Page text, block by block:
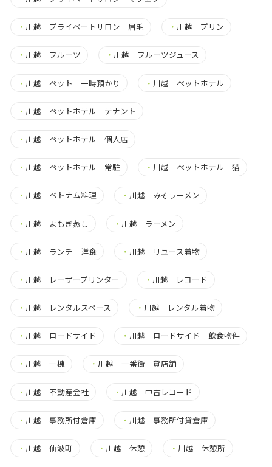
・ 川越 プライベートサロン 眉毛 ・ 川越 プリン
・ 川越 フルーツ ・ 川越 フルーツジュース
・ 川越 ペット 一時預かり ・ 川越 ペットホテル
・ 川越 ペットホテル テナント
・ 川越 ペットホテル 個人店
・ 川越 ペットホテル 常駐 ・ 川越 ペットホテル 猫
・ 川越 ベトナム料理 ・ 川越 みそラーメン
・ 川越 よもぎ蒸し ・ 川越 ラーメン
・ 川越 ランチ 洋食 ・ 川越 リユース着物
・ 川越 レーザープリンター ・ 川越 レコード
・ 川越 レンタルスペース ・ 川越 レンタル着物
・ 川越 ロードサイド ・ 川越 ロードサイド 飲食物件
・ 川越 一棟 ・ 川越 一番街 貸店舗
・ 川越 不動産会社 ・ 川越 中古レコード
・ 川越 事務所付倉庫 ・ 川越 事務所付貸倉庫
・ 川越 仙波町 ・ 川越 休憩 ・ 川越 休憩所